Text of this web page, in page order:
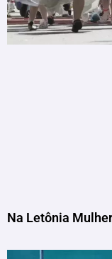
Na Letônia